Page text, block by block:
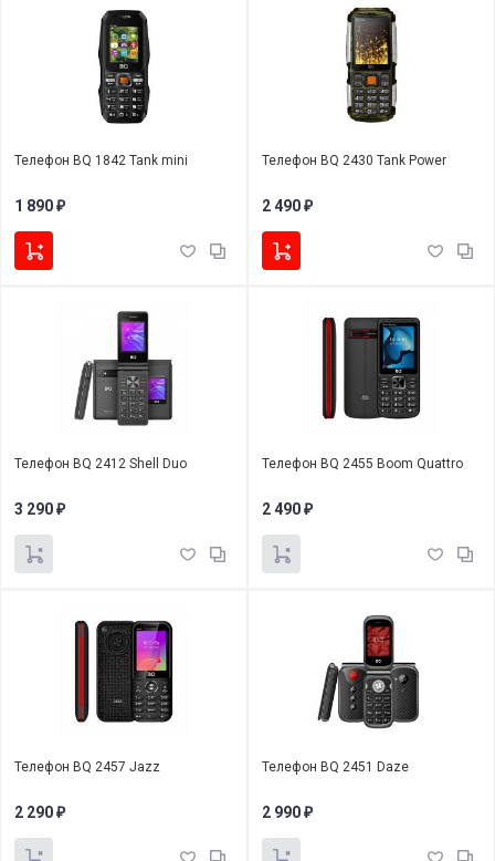
Телефон BQ 1842 Tank mini
1 890 ₽
Телефон BQ 2430 Tank Power
2 490 ₽
Телефон BQ 2412 Shell Duo
3 290 ₽
Телефон BQ 2455 Boom Quattro
2 490 ₽
Телефон BQ 2457 Jazz
2 290 ₽
Телефон BQ 2451 Daze
2 990 ₽